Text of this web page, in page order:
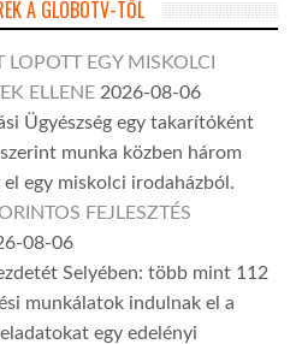
A GLOBOTV-TŐL
EGY MISKOLCI
ELLENE 2026-08-06
Ügyészség egy takarítóként
munka közben három
egy miskolci irodaházból.
FEJLESZTÉS
08-06
Selyében: több mint 112
munkálatok indulnak el a
egy edelényi